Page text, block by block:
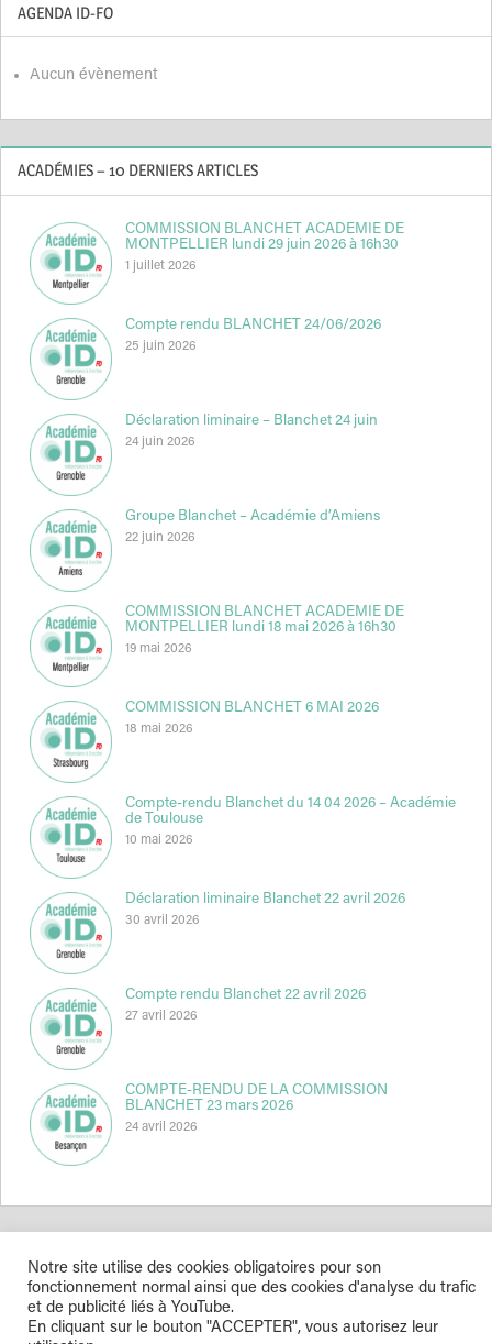
AGENDA ID-FO
Aucun évènement
ACADÉMIES – 10 DERNIERS ARTICLES
COMMISSION BLANCHET ACADEMIE DE
MONTPELLIER lundi 29 juin 2026 à 16h30
1 juillet 2026
Compte rendu BLANCHET 24/06/2026
25 juin 2026
Déclaration liminaire – Blanchet 24 juin
24 juin 2026
Groupe Blanchet – Académie d’Amiens
22 juin 2026
COMMISSION BLANCHET ACADEMIE DE
MONTPELLIER lundi 18 mai 2026 à 16h30
19 mai 2026
COMMISSION BLANCHET 6 MAI 2026
18 mai 2026
Compte-rendu Blanchet du 14 04 2026 – Académie
de Toulouse
10 mai 2026
Déclaration liminaire Blanchet 22 avril 2026
30 avril 2026
Compte rendu Blanchet 22 avril 2026
27 avril 2026
COMPTE-RENDU DE LA COMMISSION
BLANCHET 23 mars 2026
24 avril 2026
Indépendance & Direction © 2026
Notre site utilise des cookies obligatoires pour son
fonctionnement normal ainsi que des cookies d'analyse du trafic
et de publicité liés à YouTube.
En cliquant sur le bouton "ACCEPTER", vous autorisez leur